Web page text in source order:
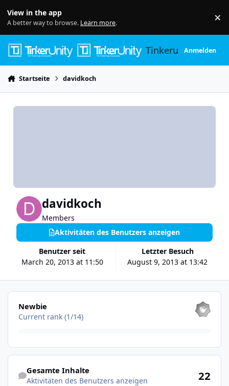
View in the app
A better way to browse. Learn more. ×
TinkerunityAnmelden
Startseite davidkoch
davidkoch
Members
Benutzer seit
March 20, 2013 at 11:50
Letzter Besuch
August 9, 2013 at 13:42
Aktivitäten des Benutzers anzeigen
Alle anzeigen
Newbie
Current rank (1/14)
Aktivitäten des Benutzers anzeigen
Gesamte Inhalte
Aktivitäten des Benutzers anzeigen 22